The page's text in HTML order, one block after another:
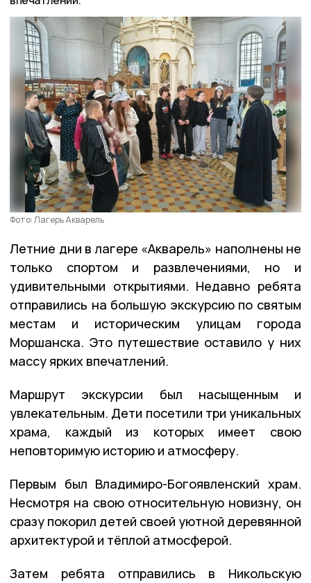
Фото: Лагерь Акварель
Летние дни в лагере «Акварель» наполнены не
только спортом и развлечениями, но и
удивительными открытиями. Недавно ребята
отправились на большую экскурсию по святым
местам и историческим улицам города
Моршанска. Это путешествие оставило у них
массу ярких впечатлений.
Маршрут экскурсии был насыщенным и
увлекательным. Дети посетили три уникальных
храма, каждый из которых имеет свою
неповторимую историю и атмосферу.
Первым был Владимиро-Богоявленский храм.
Несмотря на свою относительную новизну, он
сразу покорил детей своей уютной деревянной
архитектурой и тёплой атмосферой.
Затем ребята отправились в Никольскую